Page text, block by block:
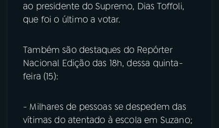
ao presidente do Supremo, Dias Toffoli,
que foi o último a votar.
Também são destaques do Repórter
Nacional Edição das 18h, dessa quinta-
feira (15):
- Milhares de pessoas se despedem das
vítimas do atentado à escola em Suzano;